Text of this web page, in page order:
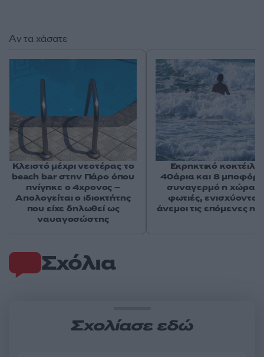
Σχόλια
Σχολίασε εδώ
Αν τα χάσατε
Κλειστό μέχρι νεοτέρας το
beach bar στην Πάρο όπου
πνίγηκε ο 4χρονος –
Απολογείται ο ιδιοκτήτης
που είχε δηλωθεί ως
ναυαγοσώστης
Εκρηκτικό κοκτέιλ
40άρια και 8 μποφόρ
συναγερμό η χώρα
φωτιές, ενισχύονται
άνεμοι τις επόμενες